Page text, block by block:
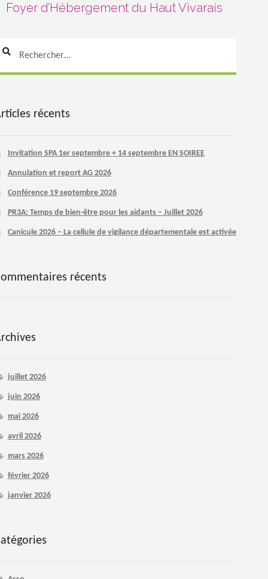
Foyer d’Hébergement du Haut Vivarais
:
récents
Invitation SPA 1er septembre + 14 septembre EN SOIREE
Annulation et report AG 2026
Conférence 19 septembre 2026
PR3A: Temps de bien-être pour les aidants – Juillet 2026
Canicule 2026 – La cellule de vigilance départementale est activée
récents
juillet 2026
juin 2026
mai 2026
avril 2026
mars 2026
février 2026
janvier 2026